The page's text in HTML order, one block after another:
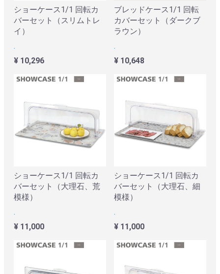
ショーケース1/1 回転カ
バーセット（スリムトレ
イ）
.
¥ 10,296
ブレッドケース1/1 回転
カバーセット（ダークブ
ラウン）
.
¥ 10,648
ショーケース1/1 回転カ
バーセット（大理石、荒
模様）
.
¥ 11,000
ショーケース1/1 回転カ
バーセット（大理石、細
模様）
.
¥ 11,000